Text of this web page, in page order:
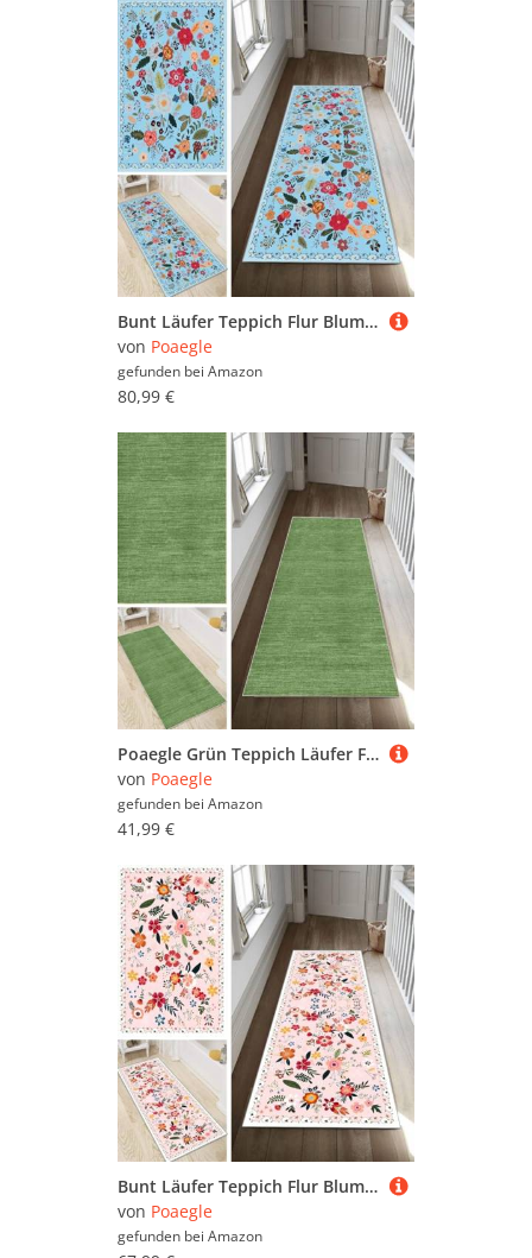
Bunt Läufer Teppich Flur Blume Lang rutschfest Waschbar Moderne Kücheläufer Teppich Läufer 90x300cm Dauerhaft Läuferteppich Flurläufer Korridor Meterware
von Poaegle
gefunden bei Amazon
80,99 €
Poaegle Grün Teppich Läufer Flur Abstrakt Lang rutschfest Waschbar Vintage Kücheläufer Teppich Läufer 60x170cm Dauerhaft Läuferteppich Flurläufer Korridor Meterware
von Poaegle
gefunden bei Amazon
41,99 €
Bunt Läufer Teppich Flur Blume Lang rutschfest Waschbar Moderne Kücheläufer Teppich Läufer 80x250cm Dauerhaft Läuferteppich Flurläufer Korridor Meterware
von Poaegle
gefunden bei Amazon